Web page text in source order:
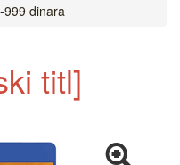
999 dinara
titl]